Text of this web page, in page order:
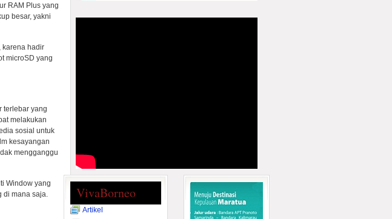
RAM Plus yang
besar, yakni
karena hadir
microSD yang
terlebar yang
melakukan
sosial untuk
kesayangan
mengganggu
Window yang
di mana saja.
VivaBorneo
Artikel